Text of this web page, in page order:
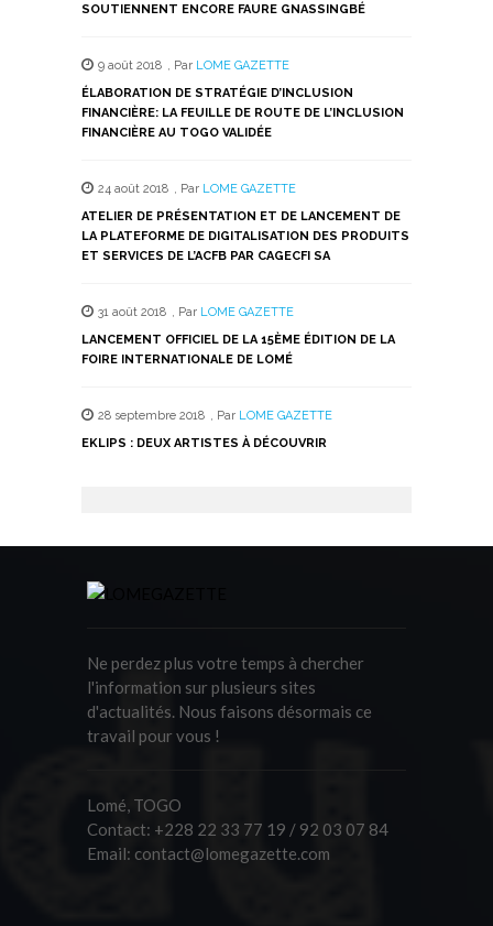
SOUTIENNENT ENCORE FAURE GNASSINGBÉ
9 août 2018 , Par LOME GAZETTE
ÉLABORATION DE STRATÉGIE D’INCLUSION
FINANCIÈRE: LA FEUILLE DE ROUTE DE L’INCLUSION
FINANCIÈRE AU TOGO VALIDÉE
24 août 2018 , Par LOME GAZETTE
ATELIER DE PRÉSENTATION ET DE LANCEMENT DE
LA PLATEFORME DE DIGITALISATION DES PRODUITS
ET SERVICES DE L’ACFB PAR CAGECFI SA
31 août 2018 , Par LOME GAZETTE
LANCEMENT OFFICIEL DE LA 15ÈME ÉDITION DE LA
FOIRE INTERNATIONALE DE LOMÉ
28 septembre 2018 , Par LOME GAZETTE
EKLIPS : DEUX ARTISTES À DÉCOUVRIR
Ne perdez plus votre temps à chercher
l'information sur plusieurs sites
d'actualités. Nous faisons désormais ce
travail pour vous !
Lomé, TOGO
Contact: +228 22 33 77 19 / 92 03 07 84
Email: contact@lomegazette.com